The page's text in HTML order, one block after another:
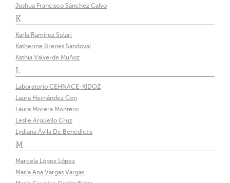
Joshua Francisco Sánchez Calvo
K
Karla Ramírez Solari
Katherine Brenes Sandoval
Kathia Valverde Muñoz
L
Laboratorio CEHNACE-KIDOZ
Laura Hernández Con
Laura Morera Montero
Leslie Argüello Cruz
Lydiana Ávila De Benedictis
M
Marcela López López
María Ana Vargas Vargas